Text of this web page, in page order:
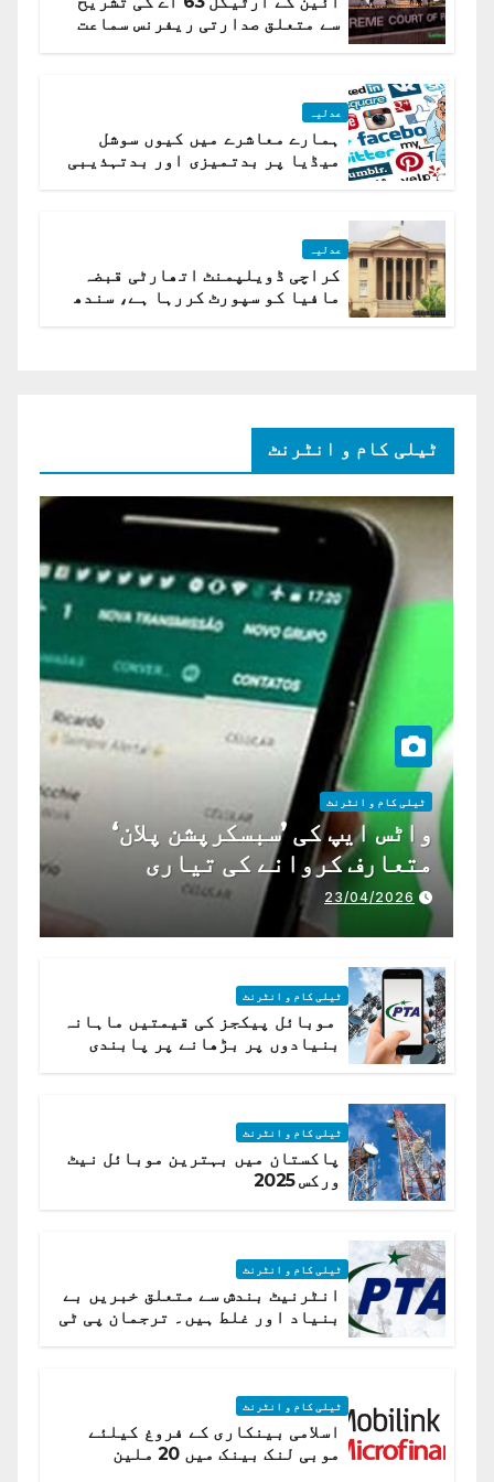
سے متعلق صدارتی ریفرنس سماعت
عدلیہ
ہمارے معاشرے میں کیوں سوشل
میڈیا پر بدتمیزی اور بدتہذیبی
عدلیہ
کراچی ڈویلپمنٹ اتھارٹی قبضہ
مافیا کو سپورٹ کررہا ہے، سندھ
ٹیلی کام و انٹرنٹ
ٹیلی کام و انٹرنٹ
واٹس ایپ کی ’سبسکرپشن پلان‘
متعارف کروانے کی تیاری
23/04/2026
ٹیلی کام و انٹرنٹ
موبائل پیکجز کی قیمتیں ماہانہ
بنیادوں پر بڑھانے پر پابندی
ٹیلی کام و انٹرنٹ
پاکستان میں بہترین موبائل نیٹ
ورکس 2025
ٹیلی کام و انٹرنٹ
انٹرنیٹ بندش سے متعلق خبریں بے
بنیاد اور غلط ہیں۔ ترجمان پی ٹی
ٹیلی کام و انٹرنٹ
اسلامی بینکاری کے فروغ کیلئے
موبی لنک بینک میں 20 ملین